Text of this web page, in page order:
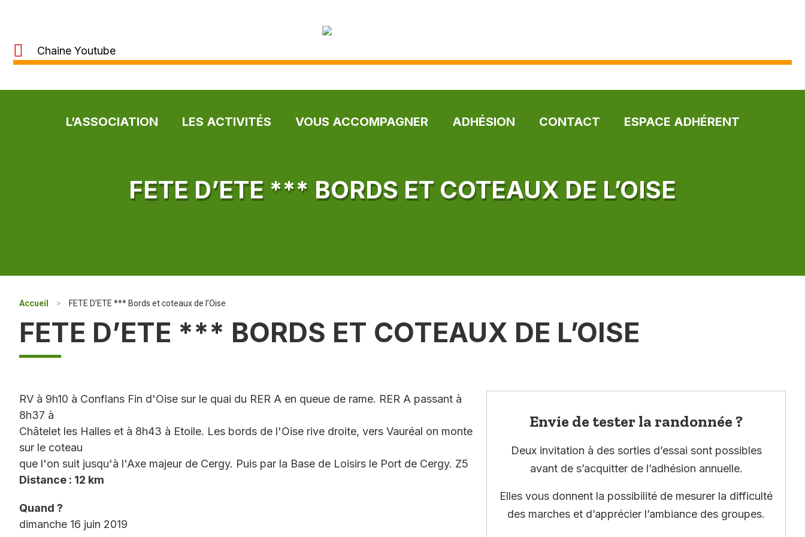
Chaine Youtube
L’ASSOCIATION LES ACTIVITÉS VOUS ACCOMPAGNER ADHÉSION CONTACT ESPACE ADHÉRENT
FETE D’ETE *** BORDS ET COTEAUX DE L’OISE
Accueil > FETE D’ETE *** Bords et coteaux de l’Oise
FETE D’ETE *** BORDS ET COTEAUX DE L’OISE
RV à 9h10 à Conflans Fin d'Oise sur le quai du RER A en queue de rame. RER A passant à
8h37 à
Châtelet les Halles et à 8h43 à Etoile. Les bords de l'Oise rive droite, vers Vauréal on monte
sur le coteau
que l'on suit jusqu'à l'Axe majeur de Cergy. Puis par la Base de Loisirs le Port de Cergy. Z5
Distance : 12 km
Quand ?
dimanche 16 juin 2019
Envie de tester la randonnée ?
Deux invitation à des sorties d’essai sont possibles
avant de s’acquitter de l’adhésion annuelle.
Elles vous donnent la possibilité de mesurer la difficulté
des marches et d’apprécier l’ambiance des groupes.